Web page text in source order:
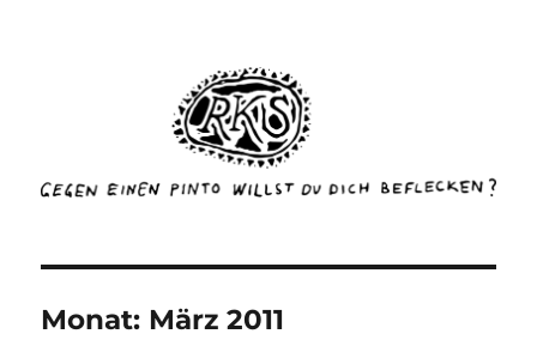
rottenkinckschow
Monat: März 2011